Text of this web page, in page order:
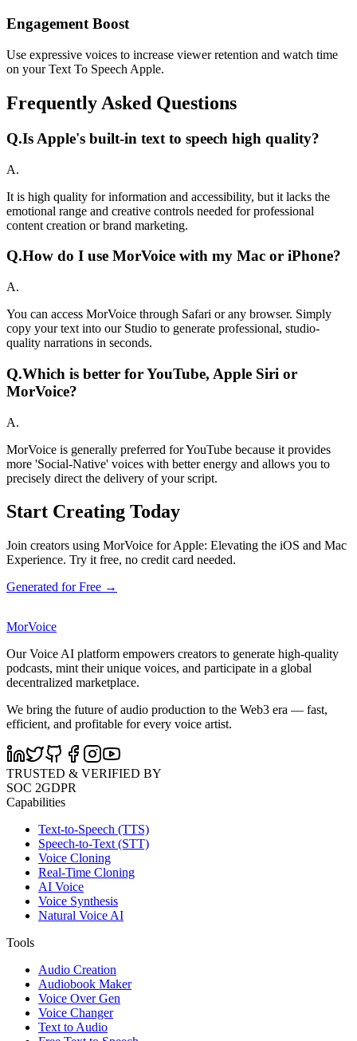
Engagement Boost
Use expressive voices to increase viewer retention and watch time
on your Text To Speech Apple.
Frequently Asked Questions
Q.Is Apple's built-in text to speech high quality?
A.
It is high quality for information and accessibility, but it lacks the
emotional range and creative controls needed for professional
content creation or brand marketing.
Q.How do I use MorVoice with my Mac or iPhone?
A.
You can access MorVoice through Safari or any browser. Simply
copy your text into our Studio to generate professional, studio-
quality narrations in seconds.
Q.Which is better for YouTube, Apple Siri or
MorVoice?
A.
MorVoice is generally preferred for YouTube because it provides
more 'Social-Native' voices with better energy and allows you to
precisely direct the delivery of your script.
Start Creating Today
Join creators using MorVoice for Apple: Elevating the iOS and Mac
Experience. Try it free, no credit card needed.
Generated for Free →
MorVoice
Our Voice AI platform empowers creators to generate high-quality
podcasts, mint their unique voices, and participate in a global
decentralized marketplace.
We bring the future of audio production to the Web3 era — fast,
efficient, and profitable for every voice artist.
TRUSTED & VERIFIED BY
SOC 2GDPR
Capabilities
Text-to-Speech (TTS)
Speech-to-Text (STT)
Voice Cloning
Real-Time Cloning
AI Voice
Voice Synthesis
Natural Voice AI
Tools
Audio Creation
Audiobook Maker
Voice Over Gen
Voice Changer
Text to Audio